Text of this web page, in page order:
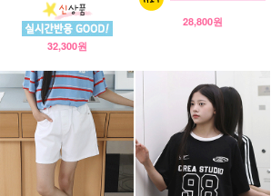
32,300원
28,800원